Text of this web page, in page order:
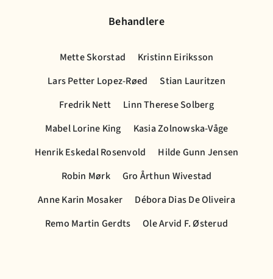
Behandlere
Mette Skorstad
Kristinn Eiriksson
Lars Petter Lopez-Røed
Stian Lauritzen
Fredrik Nett
Linn Therese Solberg
Mabel Lorine King
Kasia Zolnowska-Våge
Henrik Eskedal Rosenvold
Hilde Gunn Jensen
Robin Mørk
Gro Årthun Wivestad
Anne Karin Mosaker
Débora Dias De Oliveira
Remo Martin Gerdts
Ole Arvid F. Østerud